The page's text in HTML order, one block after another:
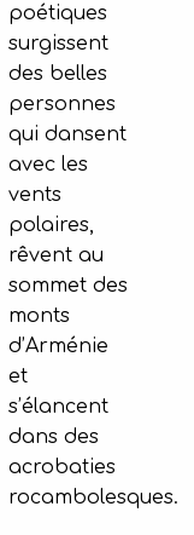
poétiques
surgissent
des belles
personnes
qui dansent
avec les
vents
polaires,
rêvent au
sommet des
monts
d’Arménie
et
s’élancent
dans des
acrobaties
rocambolesques.